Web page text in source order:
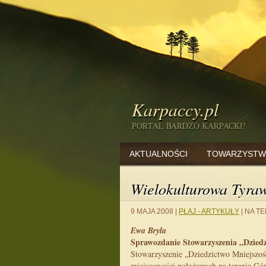
Karpaccy.pl
PORTAL BARDZO KARPACKI!
AKTUALNOŚCI
Wielokulturowa
9 MAJA 2008 PŁAJ - ARTYKUŁY NA
Ewa Bryła
Sprawozdanie Stowarzyszenia
Stowarzyszenie „Dziedzictwo